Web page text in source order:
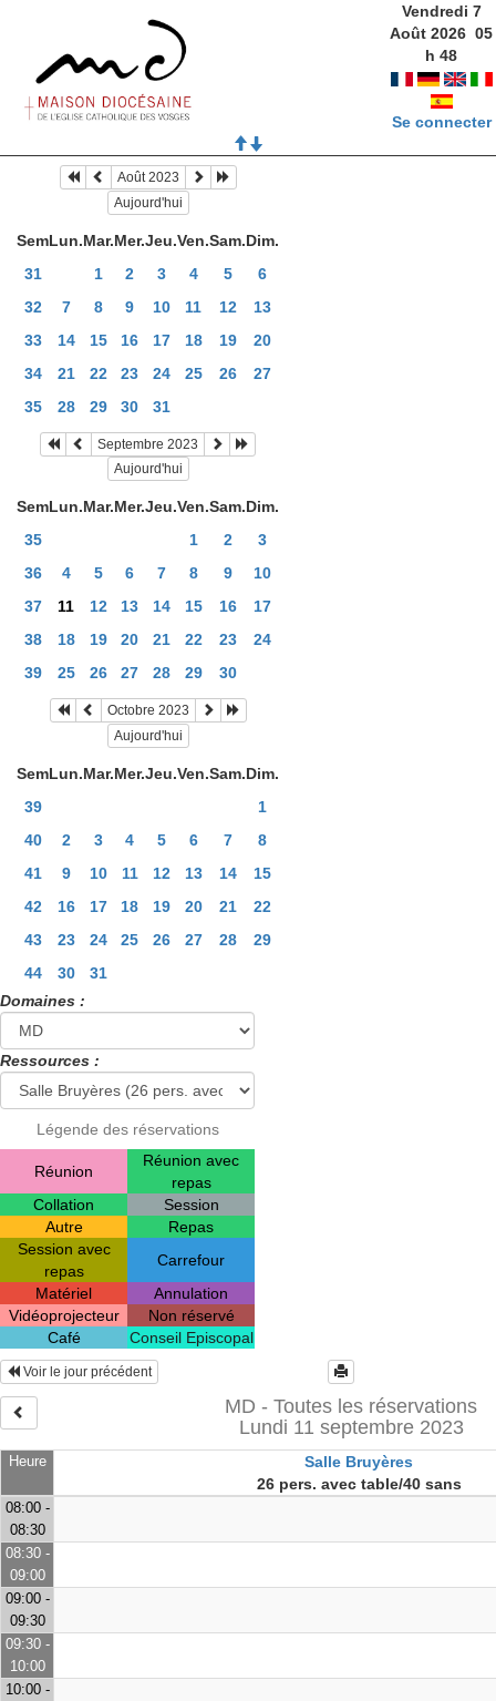
Vendredi 7
Août 2026 05
h48
Se connecter
Août 2023
Aujourd'hui
SemLun.Mar.Mer.Jeu.Ven.Sam.Dim.
31
1 2 3 4 5
6
32
7 8 9 10 11 12
13
33
14 15 16 17 18 19
20
34
21 22 23 24 25 26
27
35
28 29 30 31
Septembre 2023
Aujourd'hui
SemLun.Mar.Mer.Jeu.Ven.Sam.Dim.
35
1 2
3
36
4 5 6 7 8 9
10
37
11 12 13 14 15 16
17
38
18 19 20 21 22 23
24
39
25 26 27 28 29 30
Octobre 2023
Aujourd'hui
SemLun.Mar.Mer.Jeu.Ven.Sam.Dim.
39
1
40
2 3 4 5 6 7
8
41
9 10 11 12 13 14
15
42
16 17 18 19 20 21
22
43
23 24 25 26 27 28
29
44
30
31
Domaines :
Ressources :
Légende des réservations
Réunion
Réunion avec
repas
Collation
Session
Autre
Repas
Session avec
repas
Carrefour
Matériel
Annulation
Vidéoprojecteur
Non réservé
Café
Conseil Episcopal
Heure
Salle Bruyères
26 pers. avec table/40 sans
Voir le jour précédent
MD - Toutes les réservations
Lundi 11 septembre 2023
08:00 -
08:30
08:30 -
09:00
09:00 -
09:30
09:30 -
10:00
10:00 -